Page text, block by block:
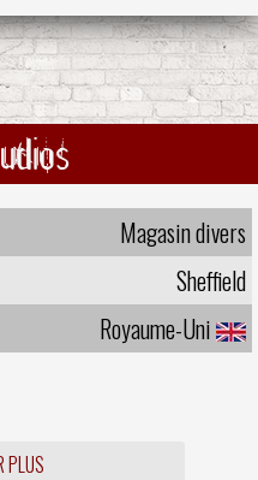
Magasin divers
Sheffield
Royaume-Uni
PLUS